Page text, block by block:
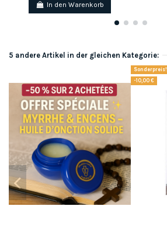
In den Warenkorb
5 andere Artikel in der gleichen Kategorie:
Sonderpreis!
-10,00 €